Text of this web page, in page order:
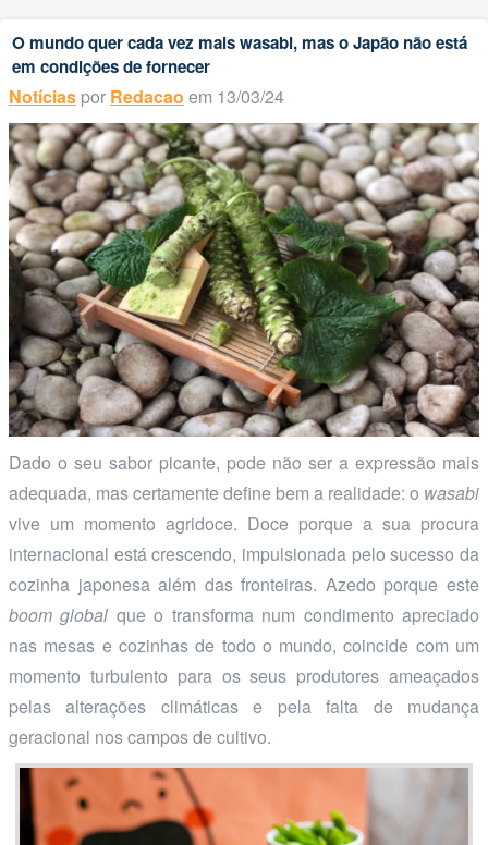
O mundo quer cada vez mais wasabi, mas o Japão não está
em condições de fornecer
Notícias por Redacao em 13/03/24
Dado o seu sabor picante, pode não ser a expressão mais
adequada, mas certamente define bem a realidade: o wasabi
vive um momento agridoce. Doce porque a sua procura
internacional está crescendo, impulsionada pelo sucesso da
cozinha japonesa além das fronteiras. Azedo porque este
boom global que o transforma num condimento apreciado
nas mesas e cozinhas de todo o mundo, coincide com um
momento turbulento para os seus produtores ameaçados
pelas alterações climáticas e pela falta de mudança
geracional nos campos de cultivo.